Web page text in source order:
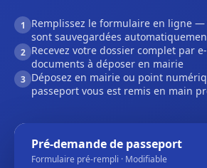
1
Remplissez le formulaire en ligne
sont sauvegardées
2 Recevez votre dossier complet par
documents à déposer en mairie
3 Déposez en mairie ou point
passeport vous est remis en main
Pré-demande de passeport
Formulaire pré-rempli · Modifiable